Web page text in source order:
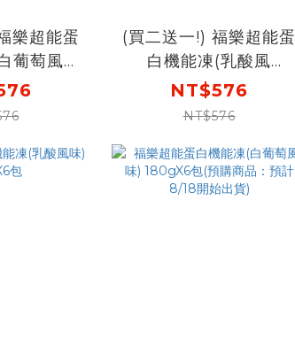
樂超能蛋
葡萄風
盒(預購
18開始出
風味1盒]
(買二送一!) 福樂超能蛋
白機能凍(乳酸風
味)180gX6包X2盒 [下
單再送 超能蛋白機能凍
品：預計8/18開始出
貨)]
NT$576
NT$576